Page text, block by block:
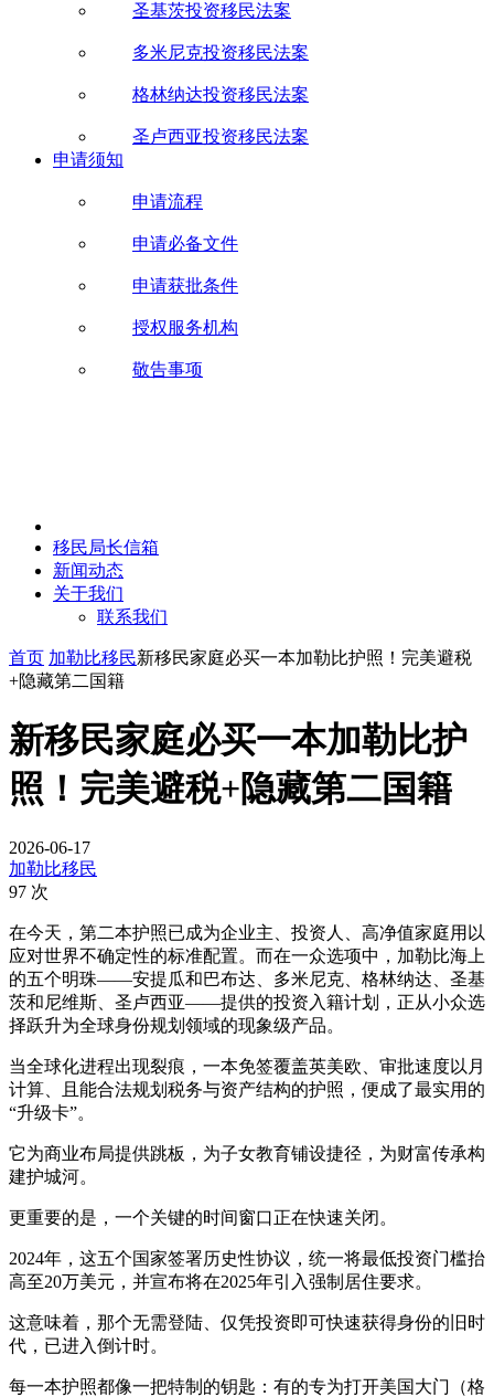
圣基茨投资移民法案
多米尼克投资移民法案
格林纳达投资移民法案
圣卢西亚投资移民法案
申请须知
申请流程
申请必备文件
申请获批条件
授权服务机构
敬告事项
移民局长信箱
新闻动态
关于我们
联系我们
首页 加勒比移民新移民家庭必买一本加勒比护照！完美避税
+隐藏第二国籍
新移民家庭必买一本加勒比护
照！完美避税+隐藏第二国籍
2026-06-17
加勒比移民
97 次
在今天，第二本护照已成为企业主、投资人、高净值家庭用以
应对世界不确定性的标准配置。而在一众选项中，加勒比海上
的五个明珠——安提瓜和巴布达、多米尼克、格林纳达、圣基
茨和尼维斯、圣卢西亚——提供的投资入籍计划，正从小众选
择跃升为全球身份规划领域的现象级产品。
当全球化进程出现裂痕，一本免签覆盖英美欧、审批速度以月
计算、且能合法规划税务与资产结构的护照，便成了最实用的
“升级卡”。
它为商业布局提供跳板，为子女教育铺设捷径，为财富传承构
建护城河。
更重要的是，一个关键的时间窗口正在快速关闭。
2024年，这五个国家签署历史性协议，统一将最低投资门槛抬
高至20万美元，并宣布将在2025年引入强制居住要求。
这意味着，那个无需登陆、仅凭投资即可快速获得身份的旧时
代，已进入倒计时。
每一本护照都像一把特制的钥匙：有的专为打开美国大门（格